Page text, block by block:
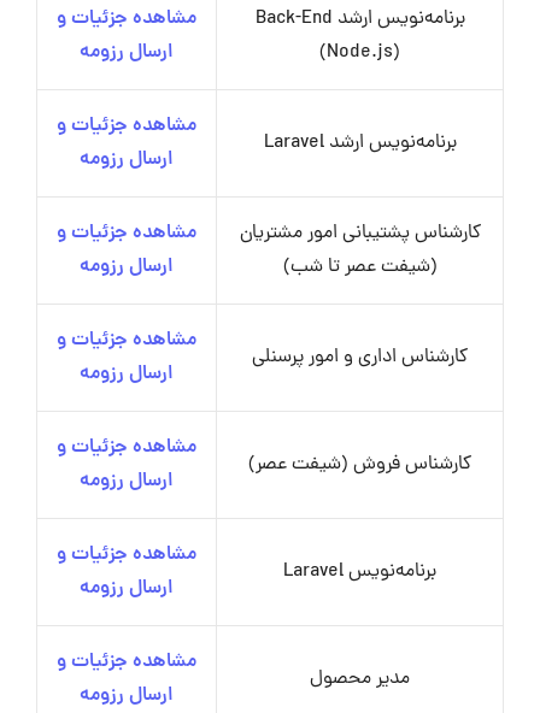
برنامه‌نویس ارشد ‌Back-End
(Node.js)
مشاهده جزئیات و
ارسال رزومه
برنامه‌نویس ارشد Laravel
مشاهده جزئیات و
ارسال رزومه
کارشناس پشتیبانی امور مشتریان
(شیفت عصر تا شب)
مشاهده جزئیات و
ارسال رزومه
کارشناس اداری و امور پرسنلی
مشاهده جزئیات و
ارسال رزومه
کارشناس فروش (شیفت عصر)
مشاهده جزئیات و
ارسال رزومه
برنامه‌نویس Laravel
مشاهده جزئیات و
ارسال رزومه
مدیر محصول
مشاهده جزئیات و
ارسال رزومه